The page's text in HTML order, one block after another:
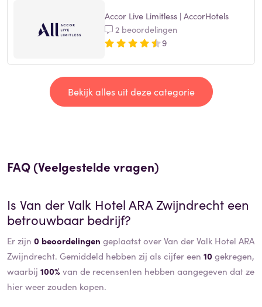
Accor Live Limitless | AccorHotels
2 beoordelingen
9
Bekijk alles uit deze categorie
FAQ (Veelgestelde vragen)
Is Van der Valk Hotel ARA Zwijndrecht een
betrouwbaar bedrijf?
Er zijn 0 beoordelingen geplaatst over Van der Valk Hotel ARA
Zwijndrecht. Gemiddeld hebben zij als cijfer een 10 gekregen,
waarbij 100% van de recensenten hebben aangegeven dat ze
hier weer zouden kopen.